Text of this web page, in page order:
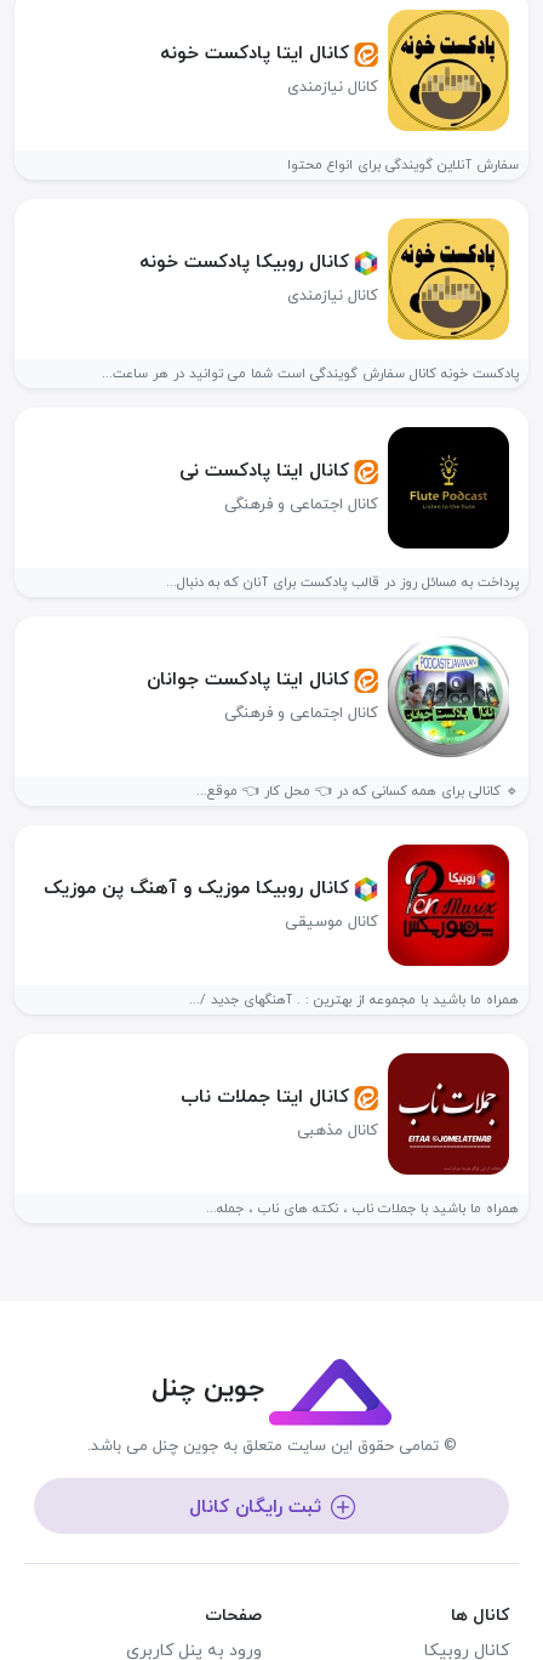
کانال ایتا پادکست خونه
کانال نیازمندی
سفارش آنلاین گویندگی برای انواع محتوا
کانال روبیکا پادکست خونه
کانال نیازمندی
پادکست خونه کانال سفارش گویندگی است شما می توانید در هر ساعت...
کانال ایتا پادکست نی
کانال اجتماعی و فرهنگی
پرداخت به مسائل روز در قالب پادکست برای آنان که به دنبال...
کانال ایتا پادکست جوانان
کانال اجتماعی و فرهنگی
🔹 کانالی برای همه کسانی که در 👈 محل کار 👈 موقع...
کانال روبیکا موزیک و آهنگ پن موزیک
کانال موسیقی
همراه ما باشید با مجموعه از بهترین : . آهنگهای جدید /...
کانال ایتا جملات ناب
کانال مذهبی
همراه ما باشید با جملات ناب ، نکته های ناب ، جمله...
جوین چنل
© تمامی حقوق این سایت متعلق به جوین چنل می باشد.
ثبت رایگان کانال
کانال ها
کانال روبیکا
صفحات
ورود به پنل کاربری